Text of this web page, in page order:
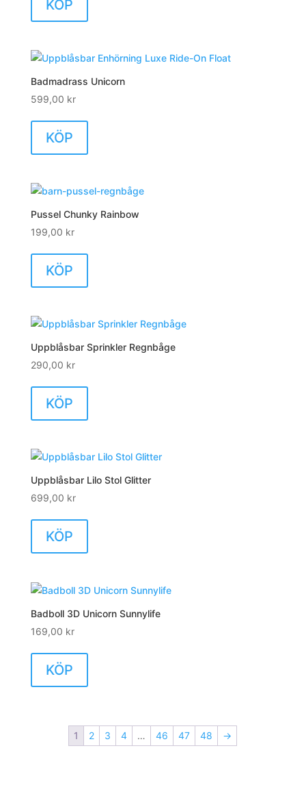
KÖP
Badmadrass Unicorn
599,00 kr
KÖP
Pussel Chunky Rainbow
199,00 kr
KÖP
Uppblåsbar Sprinkler Regnbåge
290,00 kr
KÖP
Uppblåsbar Lilo Stol Glitter
699,00 kr
KÖP
Badboll 3D Unicorn Sunnylife
169,00 kr
KÖP
1 2 3 4 … 46 47 48 →